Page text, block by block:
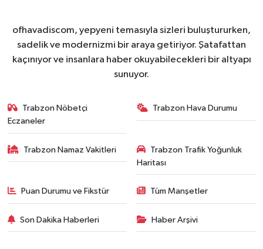
ofhavadiscom, yepyeni temasıyla sizleri buluştururken,
sadelik ve modernizmi bir araya getiriyor. Şatafattan
kaçınıyor ve insanlara haber okuyabilecekleri bir altyapı
sunuyor.
Trabzon Nöbetçi
Eczaneler
Trabzon Hava Durumu
Trabzon Namaz Vakitleri
Trabzon Trafik Yoğunluk
Haritası
Puan Durumu ve Fikstür Tüm Manşetler
Son Dakika Haberleri Haber Arşivi